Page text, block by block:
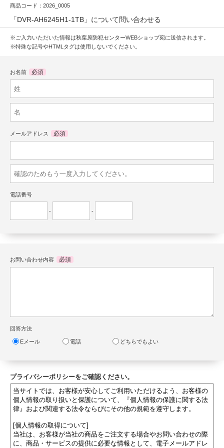
商品コード：2026_0005
「DVR-AH6245H1-1TB」について問い合わせる
※ご入力いただいた情報は秋葉原防犯センターWEBショップ宛に送信されます。
※特殊な記号やHTMLタグは使用しないでください。
お名前 必須
メールアドレス 必須
電話番号
- -
お問い合わせ内容 必須
回答方法
Eメール 電話 どちらでもよい
プライバシーポリシーをご確認ください。